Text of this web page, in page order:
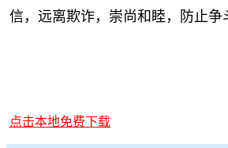
信，远离欺诈，崇尚和睦，防止争
点击本地免费下载